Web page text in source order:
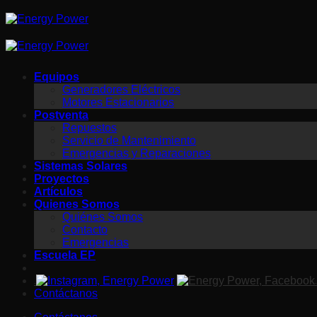
Saltar
al
Equipos
Generadores Eléctricos
Motores Estacionarios
Postventa
Repuestos
Servicio de Mantenimiento
Emergencias y Reparaciones
Sistemas Solares
Proyectos
Artículos
Quienes Somos
Quiénes Somos
Contacto
Emergencias
Escuela EP
Contáctanos